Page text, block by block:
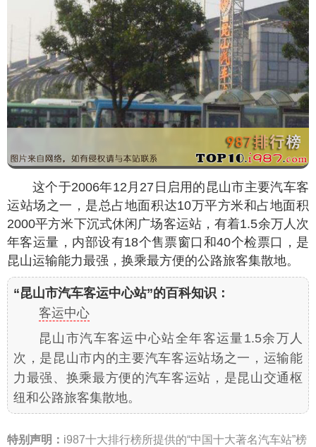
这个于2006年12月27日启用的昆山市主要汽车客
运站场之一，是总占地面积达10万平方米和占地面积
2000平方米下沉式休闲广场客运站，有着1.5余万人次
年客运量，内部设有18个售票窗口和40个检票口，是
昆山运输能力最强，换乘最方便的公路旅客集散地。
“昆山市汽车客运中心站”的百科知识：
客运中心
昆山市汽车客运中心站全年客运量1.5余万人
次，是昆山市内的主要汽车客运站场之一，运输能
力最强、换乘最方便的汽车客运站，是昆山交通枢
纽和公路旅客集散地。
特别声明： i987十大排行榜所提供的“中国十大著名汽车站”榜